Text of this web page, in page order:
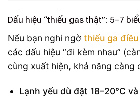
Dấu hiệu “thiếu gas thật”: 5–7
Nếu bạn nghi ngờ thiếu ga
các dấu hiệu “đi kèm nhau”
cùng xuất hiện, khả năng càng
Lạnh yếu dù đặt 18–20°C